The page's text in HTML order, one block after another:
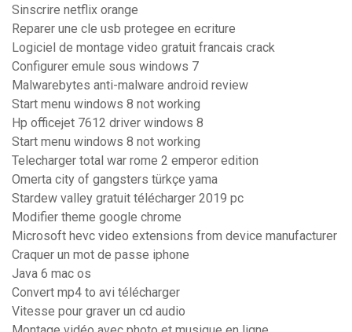
Sinscrire netflix orange
Reparer une cle usb protegee en ecriture
Logiciel de montage video gratuit francais crack
Configurer emule sous windows 7
Malwarebytes anti-malware android review
Start menu windows 8 not working
Hp officejet 7612 driver windows 8
Start menu windows 8 not working
Telecharger total war rome 2 emperor edition
Omerta city of gangsters türkçe yama
Stardew valley gratuit télécharger 2019 pc
Modifier theme google chrome
Microsoft hevc video extensions from device manufacturer
Craquer un mot de passe iphone
Java 6 mac os
Convert mp4 to avi télécharger
Vitesse pour graver un cd audio